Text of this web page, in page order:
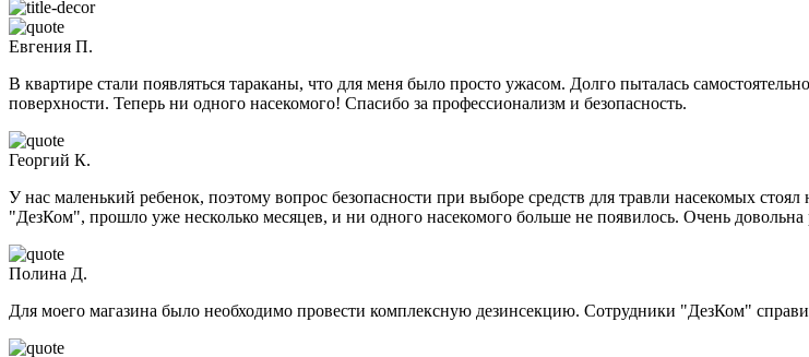
Евгения П.
В квартире стали появляться тараканы, что для меня было просто ужасом. Долго пыталась
поверхности. Теперь ни одного насекомого! Спасибо за профессионализм и безопасность.
Георгий К.
У нас маленький ребенок, поэтому вопрос безопасности при выборе средств для травли насекомых
"ДезКом", прошло уже несколько месяцев, и ни одного насекомого больше не появилось. Очень довольна
Полина Д.
Для моего магазина было необходимо провести комплексную дезинсекцию. Сотрудники "ДезКом"